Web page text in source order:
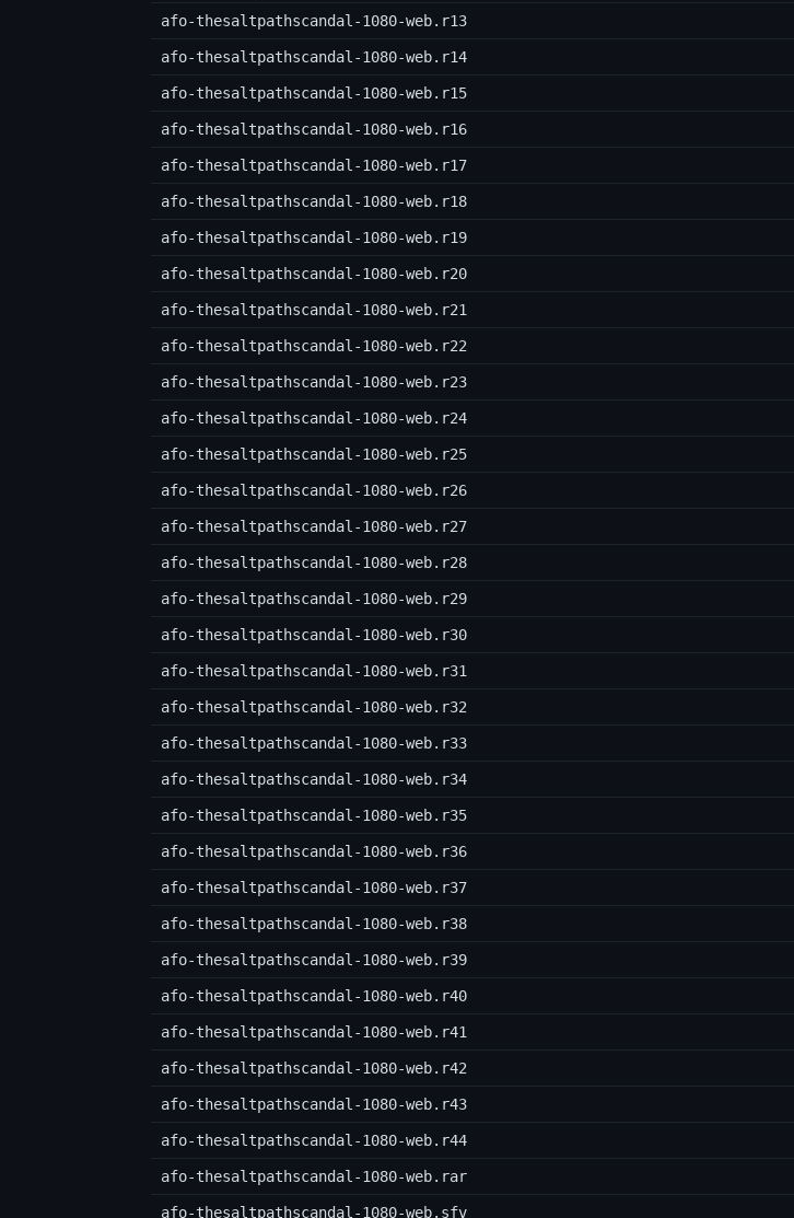
afo-thesaltpathscandal-1080-web.r13
afo-thesaltpathscandal-1080-web.r14
afo-thesaltpathscandal-1080-web.r15
afo-thesaltpathscandal-1080-web.r16
afo-thesaltpathscandal-1080-web.r17
afo-thesaltpathscandal-1080-web.r18
afo-thesaltpathscandal-1080-web.r19
afo-thesaltpathscandal-1080-web.r20
afo-thesaltpathscandal-1080-web.r21
afo-thesaltpathscandal-1080-web.r22
afo-thesaltpathscandal-1080-web.r23
afo-thesaltpathscandal-1080-web.r24
afo-thesaltpathscandal-1080-web.r25
afo-thesaltpathscandal-1080-web.r26
afo-thesaltpathscandal-1080-web.r27
afo-thesaltpathscandal-1080-web.r28
afo-thesaltpathscandal-1080-web.r29
afo-thesaltpathscandal-1080-web.r30
afo-thesaltpathscandal-1080-web.r31
afo-thesaltpathscandal-1080-web.r32
afo-thesaltpathscandal-1080-web.r33
afo-thesaltpathscandal-1080-web.r34
afo-thesaltpathscandal-1080-web.r35
afo-thesaltpathscandal-1080-web.r36
afo-thesaltpathscandal-1080-web.r37
afo-thesaltpathscandal-1080-web.r38
afo-thesaltpathscandal-1080-web.r39
afo-thesaltpathscandal-1080-web.r40
afo-thesaltpathscandal-1080-web.r41
afo-thesaltpathscandal-1080-web.r42
afo-thesaltpathscandal-1080-web.r43
afo-thesaltpathscandal-1080-web.r44
afo-thesaltpathscandal-1080-web.rar
afo-thesaltpathscandal-1080-web.sfv